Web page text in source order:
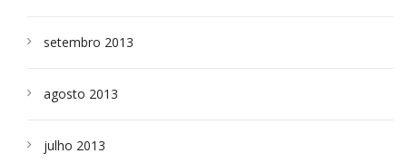
setembro 2013
agosto 2013
julho 2013